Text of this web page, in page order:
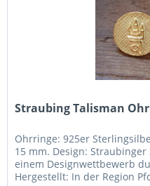
Straubing Talisman
Ohrringe: 925er
15 mm. Design:
einem Designwettbewerb
Hergestellt: In der Region